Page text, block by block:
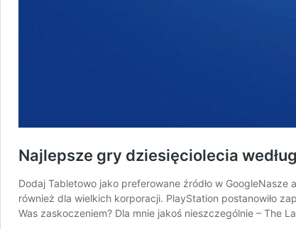
Najlepsze gry dziesięciolecia
Dodaj Tabletowo jako preferowane źródło w
również dla wielkich korporacji. PlayStation postanowiło
Was zaskoczeniem? Dla mnie jakoś nieszczególnie – The